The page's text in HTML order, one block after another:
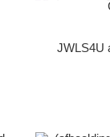
JWLS4U